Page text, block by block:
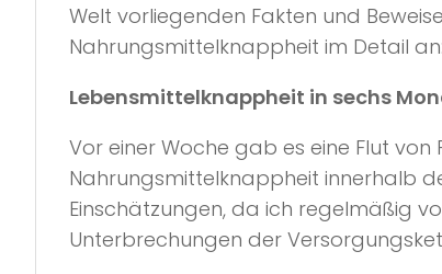
Welt vorliegenden Fakten und
Nahrungsmittelknappheit im Detail an:
Lebensmittelknappheit in sechs
Vor einer Woche gab es eine Flut
Nahrungsmittelknappheit innerhalb
Einschätzungen, da ich regelmäßig
Unterbrechungen der